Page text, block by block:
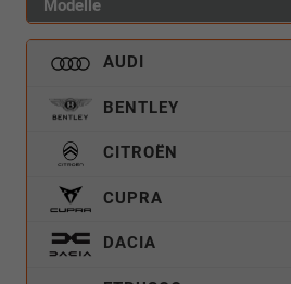
Modelle
AUDI
BENTLEY
CITROËN
CUPRA
DACIA